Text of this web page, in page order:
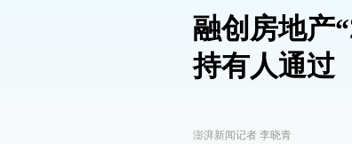
融创房地产
持有人通过
澎湃新闻记者 李晓青